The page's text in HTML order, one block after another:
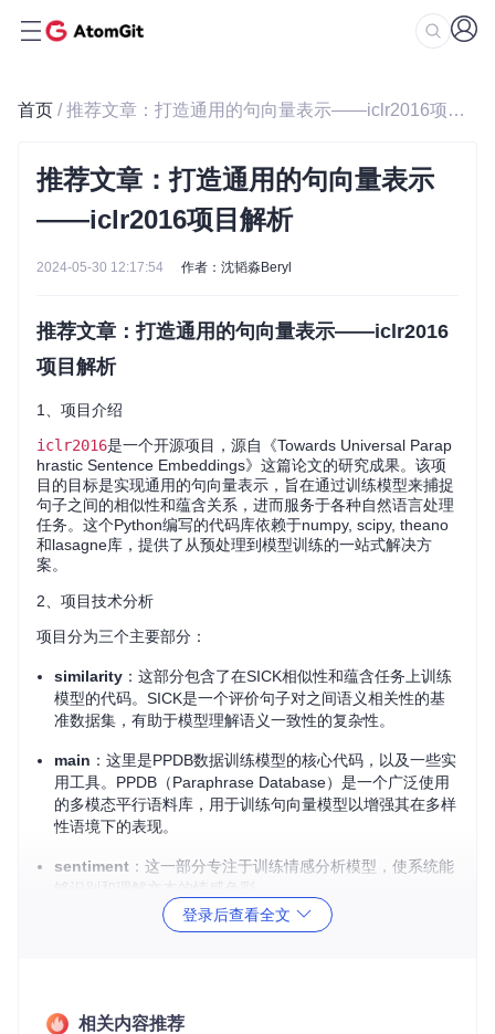
首页 / 推荐文章：打造通用的句向量表示——iclr2016项目解析
推荐文章：打造通用的句向量表示
——iclr2016项目解析
2024-05-30 12:17:54 作者：沈韬淼Beryl
推荐文章：打造通用的句向量表示——iclr2016
项目解析
1、项目介绍
iclr2016是一个开源项目，源自《Towards Universal Parap
hrastic Sentence Embeddings》这篇论文的研究成果。该项
目的目标是实现通用的句向量表示，旨在通过训练模型来捕捉
句子之间的相似性和蕴含关系，进而服务于各种自然语言处理
任务。这个Python编写的代码库依赖于numpy, scipy, theano
和lasagne库，提供了从预处理到模型训练的一站式解决方
案。
2、项目技术分析
项目分为三个主要部分：
similarity ：这部分包含了在SICK相似性和蕴含任务上训练
模型的代码。SICK是一个评价句子对之间语义相关性的基
准数据集，有助于模型理解语义一致性的复杂性。
main ：这里是PPDB数据训练模型的核心代码，以及一些实
用工具。PPDB（Paraphrase Database）是一个广泛使用
的多模态平行语料库，用于训练句向量模型以增强其在多样
性语境下的表现。
sentiment ：这一部分专注于训练情感分析模型，使系统能
够识别和理解文本的情感色彩。
项目提供了一个简单的演示脚本，允许用户指定要训练的模
iclr2016的通用句向量模型适用于多种场景：
登录后查看全文
相关内容推荐